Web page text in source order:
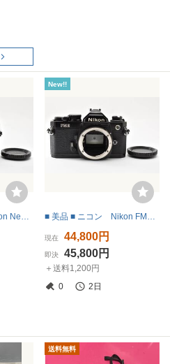
■ 美品 ■ ニコン Nikon New FM2 ボディ ブラック ≪整備済 露出計OK 動作光学良好≫ 0477
New!!
■ 美品 ■ ニコン Nikon FM2 ボディ ブラック ≪露出計OK 動作光学良好 動作確認済≫ 2426
現在 44,800円
即決 45,800円
＋送料1,200円
0
2日
送料無料